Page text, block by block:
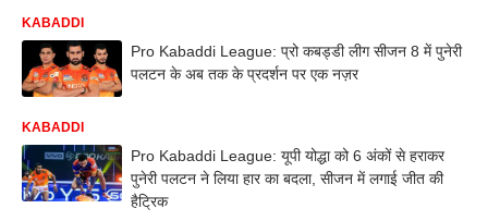
KABADDI
Pro Kabaddi League: प्रो कबड्डी लीग सीजन 8 में पुनेरी
पलटन के अब तक के प्रदर्शन पर एक नज़र
KABADDI
Pro Kabaddi League: यूपी योद्धा को 6 अंकों से हराकर
पुनेरी पलटन ने लिया हार का बदला, सीजन में लगाई जीत की
हैट्रिक